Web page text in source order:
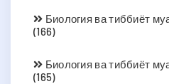
Биология ва тиббиёт
(166)
Биология ва тиббиёт
(165)